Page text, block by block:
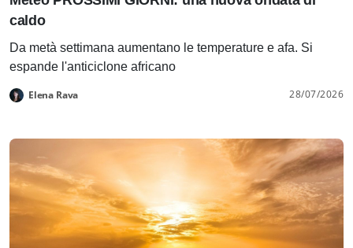
caldo
Da metà settimana aumentano le temperature e afa. Si
espande l'anticiclone africano
Elena Rava 28/07/2026